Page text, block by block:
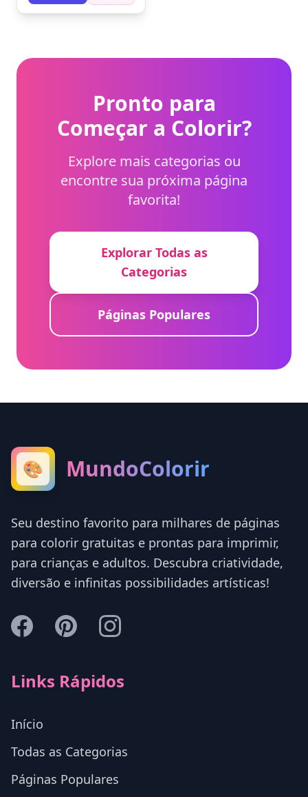
amarelo, verde, azul,
um efeito suave nas
Pronto para
Começar a Colorir?
Explore mais categorias ou
encontre sua próxima página
favorita!
Explorar Todas as
Categorias
Páginas Populares
🎨 MundoColorir
Seu destino favorito para milhares de páginas
para colorir gratuitas e prontas para imprimir,
para crianças e adultos. Descubra criatividade,
diversão e infinitas possibilidades artísticas!
Links Rápidos
Início
Todas as Categorias
Páginas Populares